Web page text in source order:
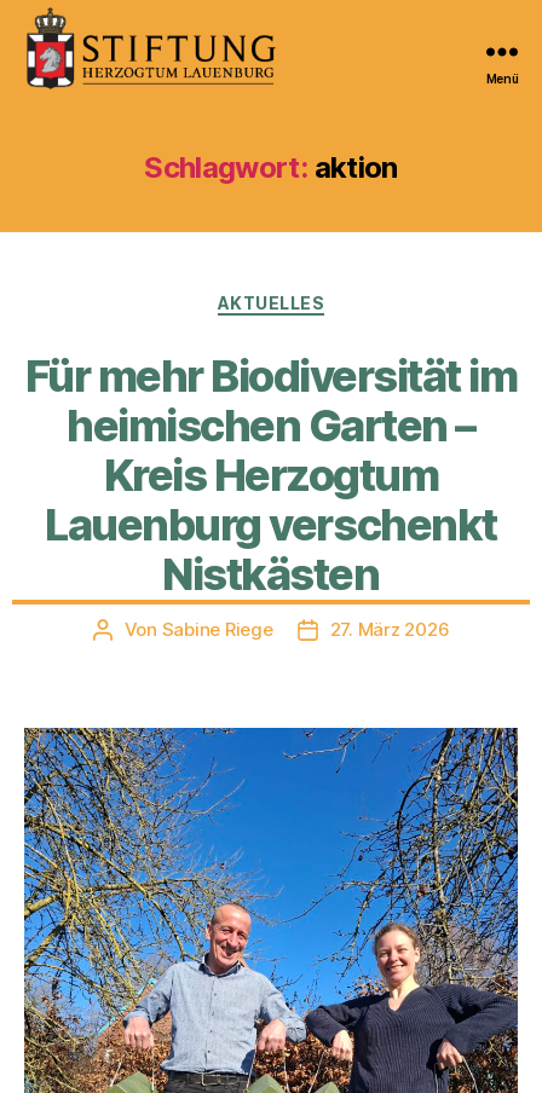
Menü
Schlagwort: aktion
Kategorien
AKTUELLES
Für mehr Biodiversität im
heimischen Garten –
Kreis Herzogtum
Lauenburg verschenkt
Nistkästen
Beitragsautor
Von Sabine Riege Veröffentlichungsdatum
27. März 2026